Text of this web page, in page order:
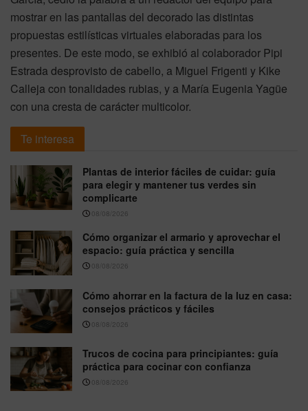
mostrar en las pantallas del decorado las distintas
propuestas estilísticas virtuales elaboradas para los
presentes. De este modo, se exhibió al colaborador Pipi
Estrada desprovisto de cabello, a Miguel Frigenti y Kike
Calleja con tonalidades rubias, y a María Eugenia Yagüe
con una cresta de carácter multicolor.
Te interesa
Plantas de interior fáciles de cuidar: guía
para elegir y mantener tus verdes sin
complicarte
08/08/2026
Cómo organizar el armario y aprovechar el
espacio: guía práctica y sencilla
08/08/2026
Cómo ahorrar en la factura de la luz en casa:
consejos prácticos y fáciles
08/08/2026
Trucos de cocina para principiantes: guía
práctica para cocinar con confianza
08/08/2026